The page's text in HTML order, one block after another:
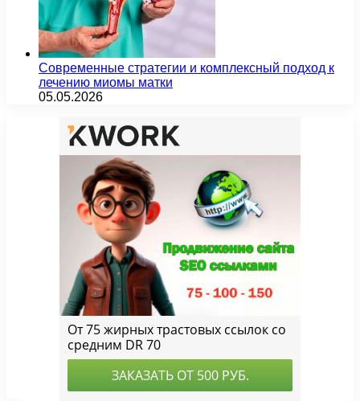
Современные стратегии и комплексный подход к
лечению миомы матки
05.05.2026